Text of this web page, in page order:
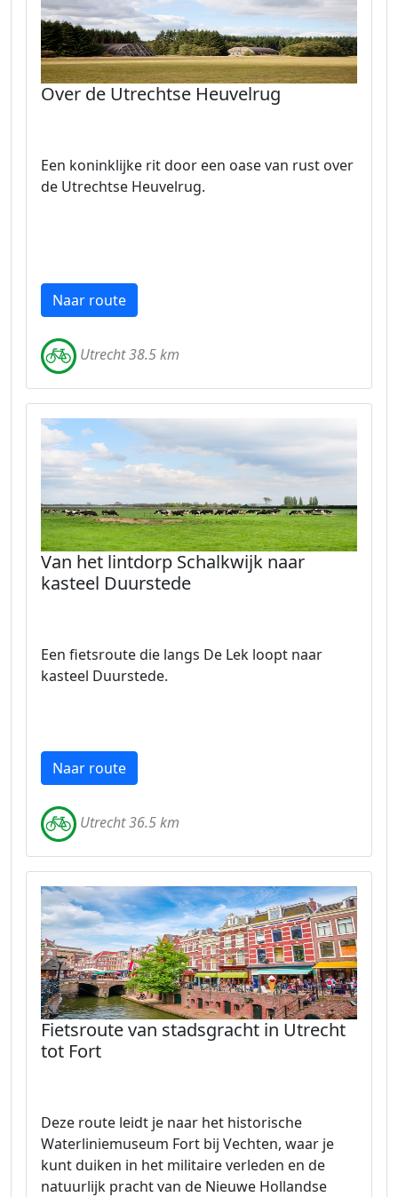
Over de Utrechtse Heuvelrug
Een koninklijke rit door een oase van rust over
de Utrechtse Heuvelrug.
Naar route
Utrecht 38.5 km
Van het lintdorp Schalkwijk naar
kasteel Duurstede
Een fietsroute die langs De Lek loopt naar
kasteel Duurstede.
Naar route
Utrecht 36.5 km
Fietsroute van stadsgracht in Utrecht
tot Fort
Deze route leidt je naar het historische
Waterliniemuseum Fort bij Vechten, waar je
kunt duiken in het militaire verleden en de
natuurlijk pracht van de Nieuwe Hollandse